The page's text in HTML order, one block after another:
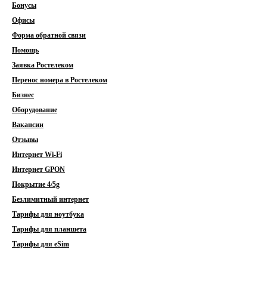
Бонусы
Офисы
Форма обратной связи
Помощь
Заявка Ростелеком
Перенос номера в Ростелеком
Бизнес
Оборудование
Вакансии
Отзывы
Интернет Wi-Fi
Интернет GPON
Покрытие 4/5g
Безлимитный интернет
Тарифы для ноутбука
Тарифы для планшета
Тарифы для eSim